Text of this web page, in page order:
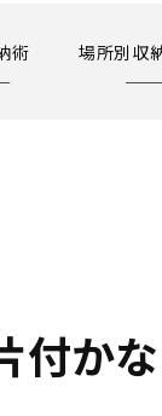
術 場所別収
付か